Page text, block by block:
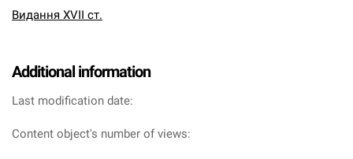
Видання XVII ст.
Additional information
Last modification date:
Content object's number of views: